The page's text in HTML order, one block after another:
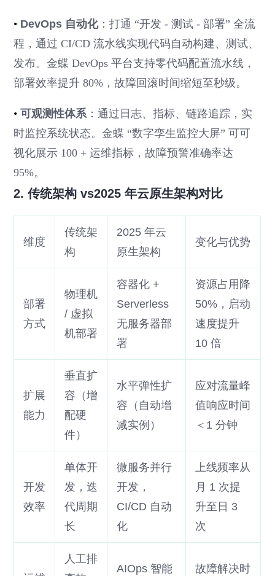
• DevOps 自动化：打通 “开发 - 测试 - 部署” 全流
程，通过 CI/CD 流水线实现代码自动构建、测试、
发布。金蝶 DevOps 平台支持零代码配置流水线，
部署效率提升 80%，故障回滚时间缩短至秒级。
•可观测性体系 ：通过日志、指标、链路追踪，实
时监控系统状态。金蝶 “数字孪生监控大屏” 可可
视化展示 100 + 运维指标，故障预警准确率达
95%。
2. 传统架构 vs2025 年云原生架构对比
维度
传统架
构
2025 年云
原生架构
变化与优势
部署
方式
物理机
/ 虚拟
机部署
容器化 +
Serverless
无服务器部
署
资源占用降
50%，启动
速度提升
10 倍
扩展
能力
垂直扩
容（增
配硬
件）
水平弹性扩
容（自动增
减实例）
应对流量峰
值响应时间
＜1 分钟
开发
效率
单体开
发，迭
代周期
长
微服务并行
开发，
CI/CD 自动
化
上线频率从
月 1 次提
升至日 3
次
人工排
AIOps 智能
故障解决时